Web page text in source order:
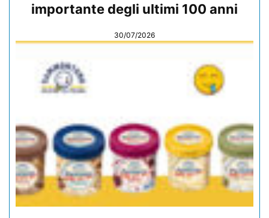
importante degli ultimi 100 anni
30/07/2026